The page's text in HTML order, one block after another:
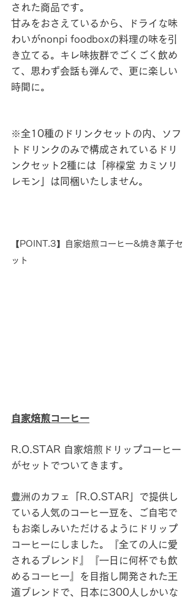
された商品です。
甘みをおさえているから、ドライな味
わいがnonpi foodboxの料理の味を引
き立てる。キレ味抜群でごくごく飲め
て、思わず会話も弾んで、更に楽しい
時間に。
※全10種のドリンクセットの内、ソフ
トドリンクのみで構成されているドリ
ンクセット2種には「檸檬堂 カミソリ
レモン」は同梱いたしません。
【POINT.3】自家焙煎コーヒー&焼き菓子セ
ット
自家焙煎コーヒー
R.O.STAR 自家焙煎ドリップコーヒー
がセットでついてきます。
豊洲のカフェ「R.O.STAR」で提供し
ている人気のコーヒー豆を、ご自宅で
もお楽しみいただけるようにドリップ
コーヒーにしました。『全ての人に愛
されるブレンド』『一日に何杯でも飲
めるコーヒー』を目指し開発された王
道ブレンドで、日本に300人しかいな